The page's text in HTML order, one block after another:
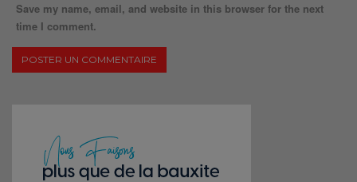
Save my name, email, and website in this browser for the next
time I comment.